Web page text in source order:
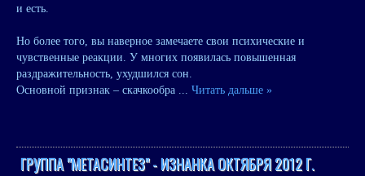
и есть.
Но более того, вы наверное замечаете свои психические и
чувственные реакции. У многих появилась повышенная
раздражительность, ухудшился сон.
Основной признак – скачкообра ... Читать дальше »
ГРУППА "МЕТАСИНТЕЗ" - ИЗНАНКА ОКТЯБРЯ 2012 Г.